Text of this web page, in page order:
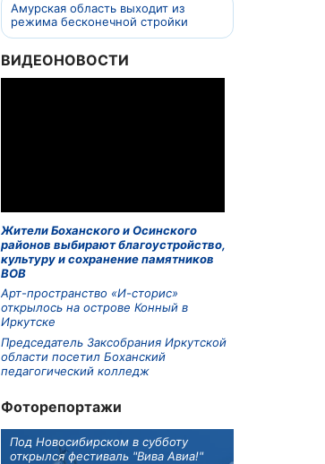
Амурская область выходит из
режима бесконечной стройки
ВИДЕОНОВОСТИ
Жители Боханского и Осинского
районов выбирают благоустройство,
культуру и сохранение памятников
ВОВ
Арт-пространство «И-сторис»
открылось на острове Конный в
Иркутске
Председатель Заксобрания Иркутской
области посетил Боханский
педагогический колледж
Фоторепортажи
Под Новосибирском в субботу
открылся фестиваль "Вива Авиа!"